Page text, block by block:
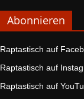
Abonnieren
Raptastisch auf
Raptastisch auf
Raptastisch auf